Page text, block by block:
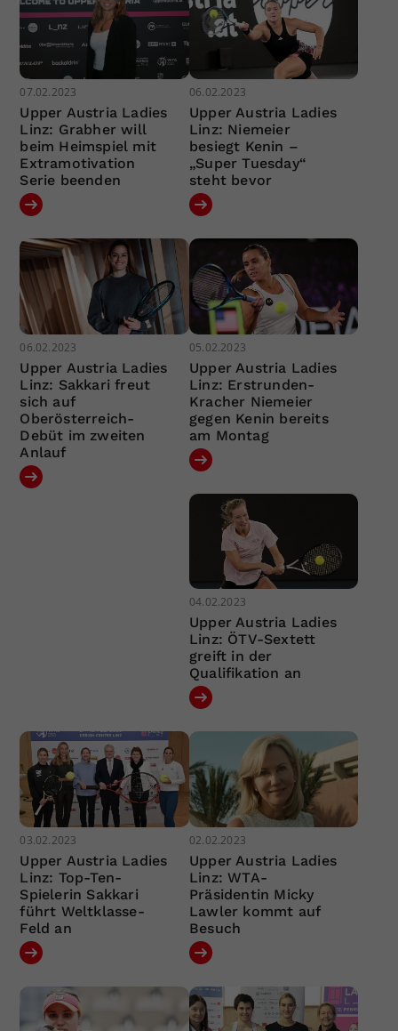
07.02.2023
Upper Austria Ladies
Linz: Grabher will
beim Heimspiel mit
Extramotivation
Serie beenden
06.02.2023
Upper Austria Ladies
Linz: Niemeier
besiegt Kenin –
„Super Tuesday“
steht bevor
06.02.2023
Upper Austria Ladies
Linz: Sakkari freut
sich auf
Oberösterreich-
Debüt im zweiten
Anlauf
05.02.2023
Upper Austria Ladies
Linz: Erstrunden-
Kracher Niemeier
gegen Kenin bereits
am Montag
04.02.2023
Upper Austria Ladies
Linz: ÖTV-Sextett
greift in der
Qualifikation an
03.02.2023
Upper Austria Ladies
Linz: Top-Ten-
Spielerin Sakkari
führt Weltklasse-
Feld an
02.02.2023
Upper Austria Ladies
Linz: WTA-
Präsidentin Micky
Lawler kommt auf
Besuch